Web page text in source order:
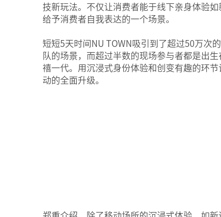
技新玩法。不仅让消费者能于线下亲身体验
给予消费者自我表达的一个场景。
短短5天时间NU TOWN吸引到了超过50万次
队的场景，而超过半数的现场参与者都是出
禧一代。用沉浸式身份体验和创变有趣的环
动的全面升级。